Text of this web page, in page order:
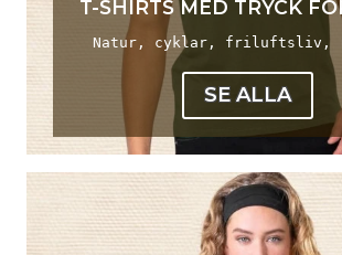
T-SHIRTS MED TRYCK
Natur, cyklar, friluftsliv,
SE ALLA